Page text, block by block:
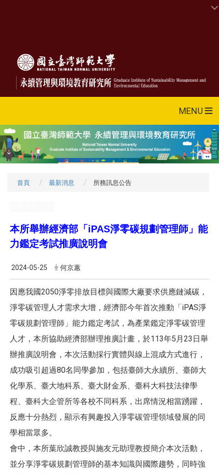
MENU
首頁 最新消息 所務訊息公告
本所舉辦經濟部「iPAS淨零碳規劃管理師」能
力鑑定考試推廣說明會
2024-05-25 何京蕙
因應我國2050淨零排放目標與國際大廠要求供應鏈減碳，
淨零碳管理人才需求大增，經濟部今年首次推動「iPAS淨
零碳規劃管理師」能力鑑定考試，為產業鑑定淨零碳管理
人才，本所協助經濟部辦理推廣計畫，於113年5月23日舉
辦推廣說明會，本次活動採行實體與線上混成方式進行，
成功吸引超過80名同學參加，包括臺師大永續所、臺師大
化學系、臺大地科系、臺大財金系、臺科大科技法律學
程、臺科大企管所等各校不同科系，出席情況相當踴躍，
反應十分熱烈，顯示有興趣投入淨零碳管理領域發展的同
學相當眾多。
會中，本所葉欣誠教授與施友元助理教授簡介本次活動，
並分享淨零碳規劃管理師的基本知識與國際趨勢，同時強